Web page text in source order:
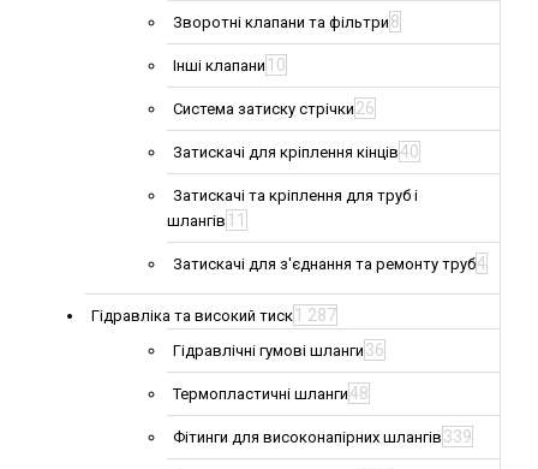
Зворотні клапани та фільтри 8
Інші клапани 10
Система затиску стрічки 26
Затискачі для кріплення кінців40
Затискачі та кріплення для труб і
шлангів 11
Затискачі для з'єднання та ремонту труб4
Гідравліка та високий тиск 1 287
Гідравлічні гумові шланги 36
Термопластичні шланги48
Фітинги для високонапірних шлангів 339